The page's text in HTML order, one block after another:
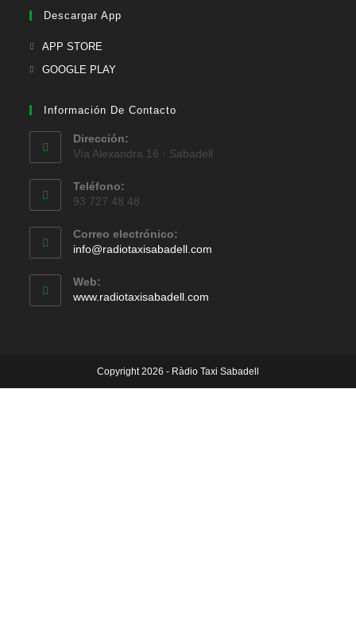
Descargar App
APP STORE
GOOGLE PLAY
Información De Contacto
Dirección:
Vía Alexandra 16 · Sabadell
Teléfono:
93 727 48 48
Correo electrónico:
info@radiotaxisabadell.com
Web:
www.radiotaxisabadell.com
Copyright 2026 - Ràdio Taxi Sabadell